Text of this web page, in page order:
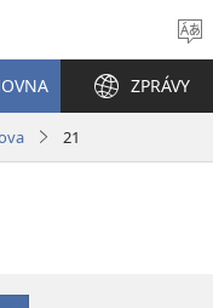
ZPRÁVY
21